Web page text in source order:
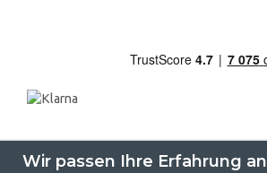
Wir passen Ihre Erfahrung an